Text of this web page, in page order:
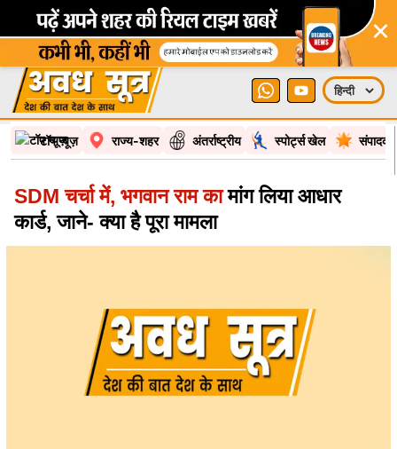
×
टॉप न्यूज़ राज्य-शहर अंतर्राष्ट्रीय स्पोर्ट्स खेल
SDM चर्चा में, भगवान राम कामांग लिया आधार
कार्ड, जाने- क्या है पूरा मामला